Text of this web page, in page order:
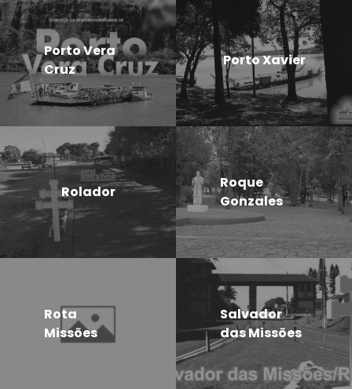
Porto Vera
Cruz
Porto Xavier
Rolador
Roque
Gonzales
Rota
Missões
Salvador
das Missões